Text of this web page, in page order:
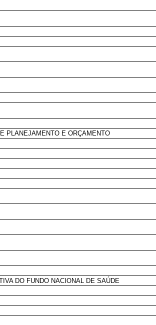
PLANEJAMENTO E ORÇAMENTO
DO FUNDO NACIONAL DE SAÚDE